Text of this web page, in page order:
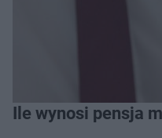
Ile wynosi pensja